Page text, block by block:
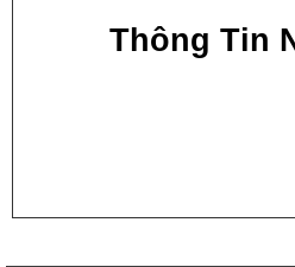
Thông Tin